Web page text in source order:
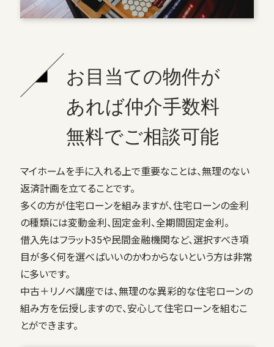
お目当ての物件が
あれば仲介手数料
無料でご相談可能
マイホームを手に入れる上で重要なことは、無理のない
返済計画を立てることです。
多くの方が住宅ローンを組みますが、住宅ローンの金利
の種類には変動金利、固定金利、全期間固定金利。
借入先はフラット35や民間金融機関など、選択すべき項
目が多く何を選べばいいのかわからないという方は非常
に多いです。
中古＋リノベ講座では、無理のな異彩的な住宅ローンの
組み方を伝授しますので、安心して住宅ローンを組むこ
とができます。